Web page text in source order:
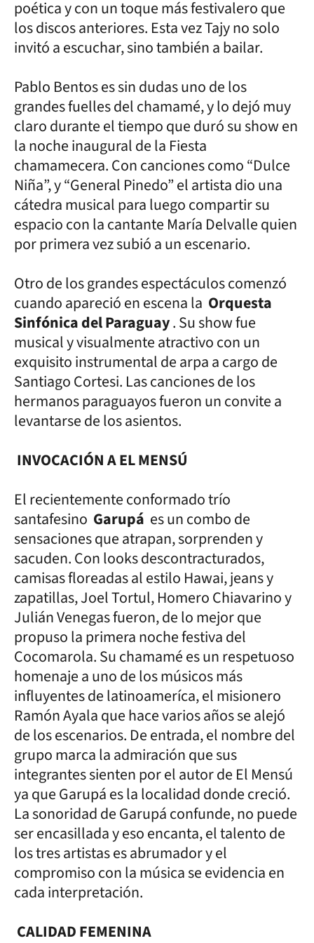
poética y con un toque más festivalero que
los discos anteriores. Esta vez Tajy no solo
invitó a escuchar, sino también a bailar.
Pablo Bentos es sin dudas uno de los
grandes fuelles del chamamé, y lo dejó muy
claro durante el tiempo que duró su show en
la noche inaugural de la Fiesta
chamamecera. Con canciones como “Dulce
Niña”, y “General Pinedo” el artista dio una
cátedra musical para luego compartir su
espacio con la cantante María Delvalle quien
por primera vez subió a un escenario.
Otro de los grandes espectáculos comenzó
cuando apareció en escena la Orquesta
Sinfónica del Paraguay. Su show fue
musical y visualmente atractivo con un
exquisito instrumental de arpa a cargo de
Santiago Cortesi. Las canciones de los
hermanos paraguayos fueron un convite a
levantarse de los asientos.
INVOCACIÓN A EL MENSÚ
El recientemente conformado trío
santafesino Garupá es un combo de
sensaciones que atrapan, sorprenden y
sacuden. Con looks descontracturados,
camisas floreadas al estilo Hawai, jeans y
zapatillas, Joel Tortul, Homero Chiavarino y
Julián Venegas fueron, de lo mejor que
propuso la primera noche festiva del
Cocomarola. Su chamamé es un respetuoso
homenaje a uno de los músicos más
influyentes de latinoameríca, el misionero
Ramón Ayala que hace varios años se alejó
de los escenarios. De entrada, el nombre del
grupo marca la admiración que sus
integrantes sienten por el autor de El Mensú
ya que Garupá es la localidad donde creció.
La sonoridad de Garupá confunde, no puede
ser encasillada y eso encanta, el talento de
los tres artistas es abrumador y el
compromiso con la música se evidencia en
cada interpretación.
CALIDAD FEMENINA